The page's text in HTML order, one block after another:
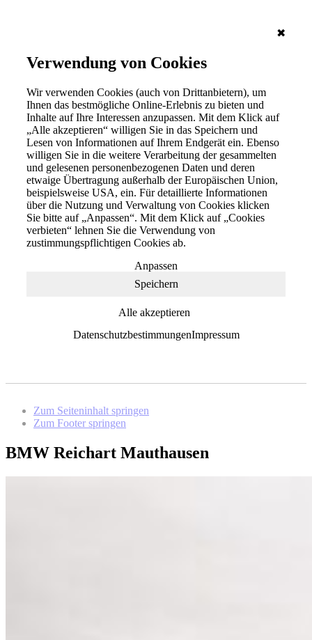
✖
Verwendung von Cookies
Wir verwenden Cookies (auch von Drittanbietern), um
Ihnen das bestmögliche Online-Erlebnis zu bieten und
Inhalte auf Ihre Interessen anzupassen. Mit dem Klick auf
„Alle akzeptieren“ willigen Sie in das Speichern und
Lesen von Informationen auf Ihrem Endgerät ein. Ebenso
willigen Sie in die weitere Verarbeitung der gesammelten
und gelesenen personenbezogenen Daten und deren
etwaige Übertragung außerhalb der Europäischen Union,
beispielsweise USA, ein. Für detaillierte Informationen
über die Nutzung und Verwaltung von Cookies klicken
Sie bitte auf „Anpassen“. Mit dem Klick auf „Cookies
verbieten“ lehnen Sie die Verwendung von
zustimmungspflichtigen Cookies ab.
Speichern
Alle akzeptieren
Anpassen
DatenschutzbestimmungenImpressum
Zum Seiteninhalt springen
Zum Footer springen
BMW Reichart Mauthausen